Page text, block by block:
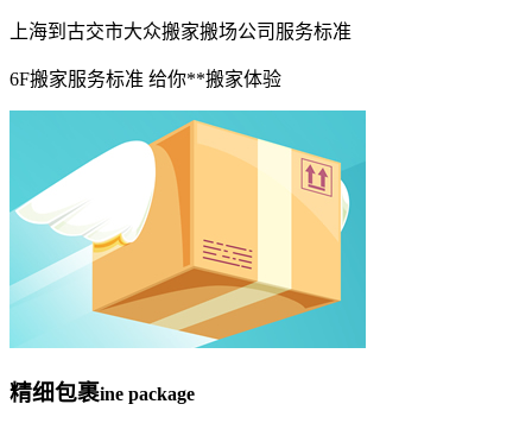
上海到古交市大众搬家搬场公司服务标准
6F搬家服务标准 给你**搬家体验
精细包裹ine package